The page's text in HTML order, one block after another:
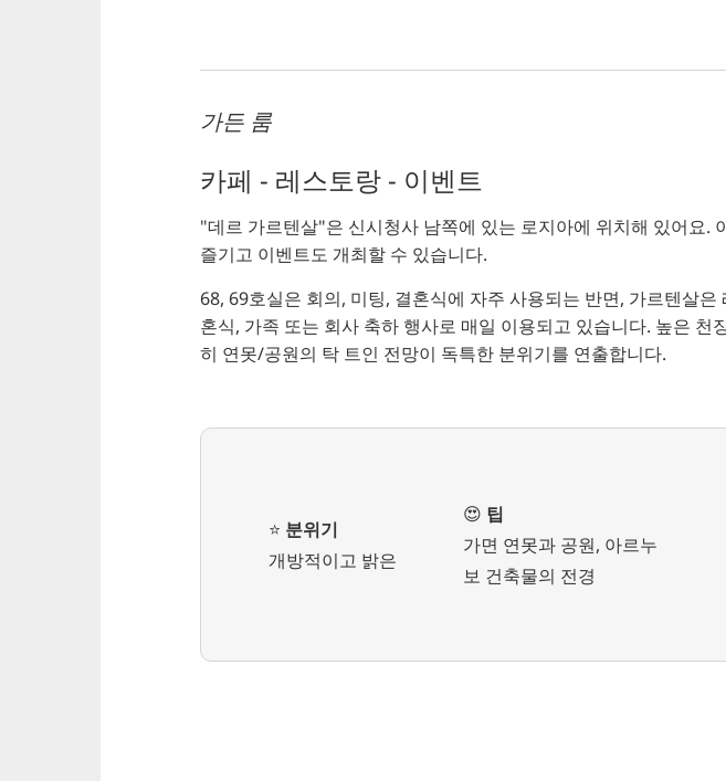
가든 룸
카페 - 레스토랑 - 이벤트
"데르 가르텐살"은 신시청사 남쪽에 있는 로지아에 위치해 있어요.
즐기고 이벤트도 개최할 수 있습니다.
68, 69호실은 회의, 미팅, 결혼식에 자주 사용되는 반면, 가르텐살은
혼식, 가족 또는 회사 축하 행사로 매일 이용되고 있습니다. 높은 천
히 연못/공원의 탁 트인 전망이 독특한 분위기를 연출합니다.
⭐️ 분위기
개방적이고 밝은
😍 팁
가면 연못과 공원, 아르누
보 건축물의 전경